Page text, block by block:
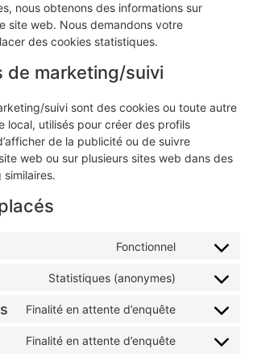
nous obtenons des informations sur
site web. Nous demandons votre
des cookies statistiques.
de marketing/suivi
suivi sont des cookies ou toute autre
local, utilisés pour créer des profils
de la publicité ou de suivre
web ou sur plusieurs sites web dans des
Fonctionnel
Statistiques (anonymes)
Finalité en attente d’enquête
Finalité en attente d’enquête